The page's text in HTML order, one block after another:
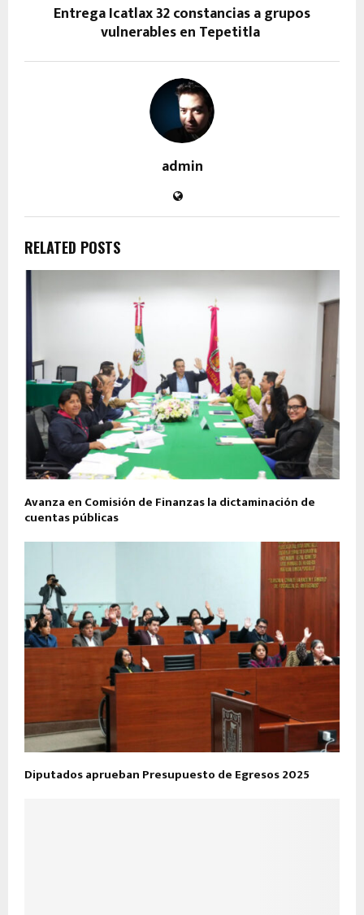
Entrega Icatlax 32 constancias a grupos
vulnerables en Tepetitla
admin
RELATED POSTS
Avanza en Comisión de Finanzas la dictaminación de
cuentas públicas
Diputados aprueban Presupuesto de Egresos 2025